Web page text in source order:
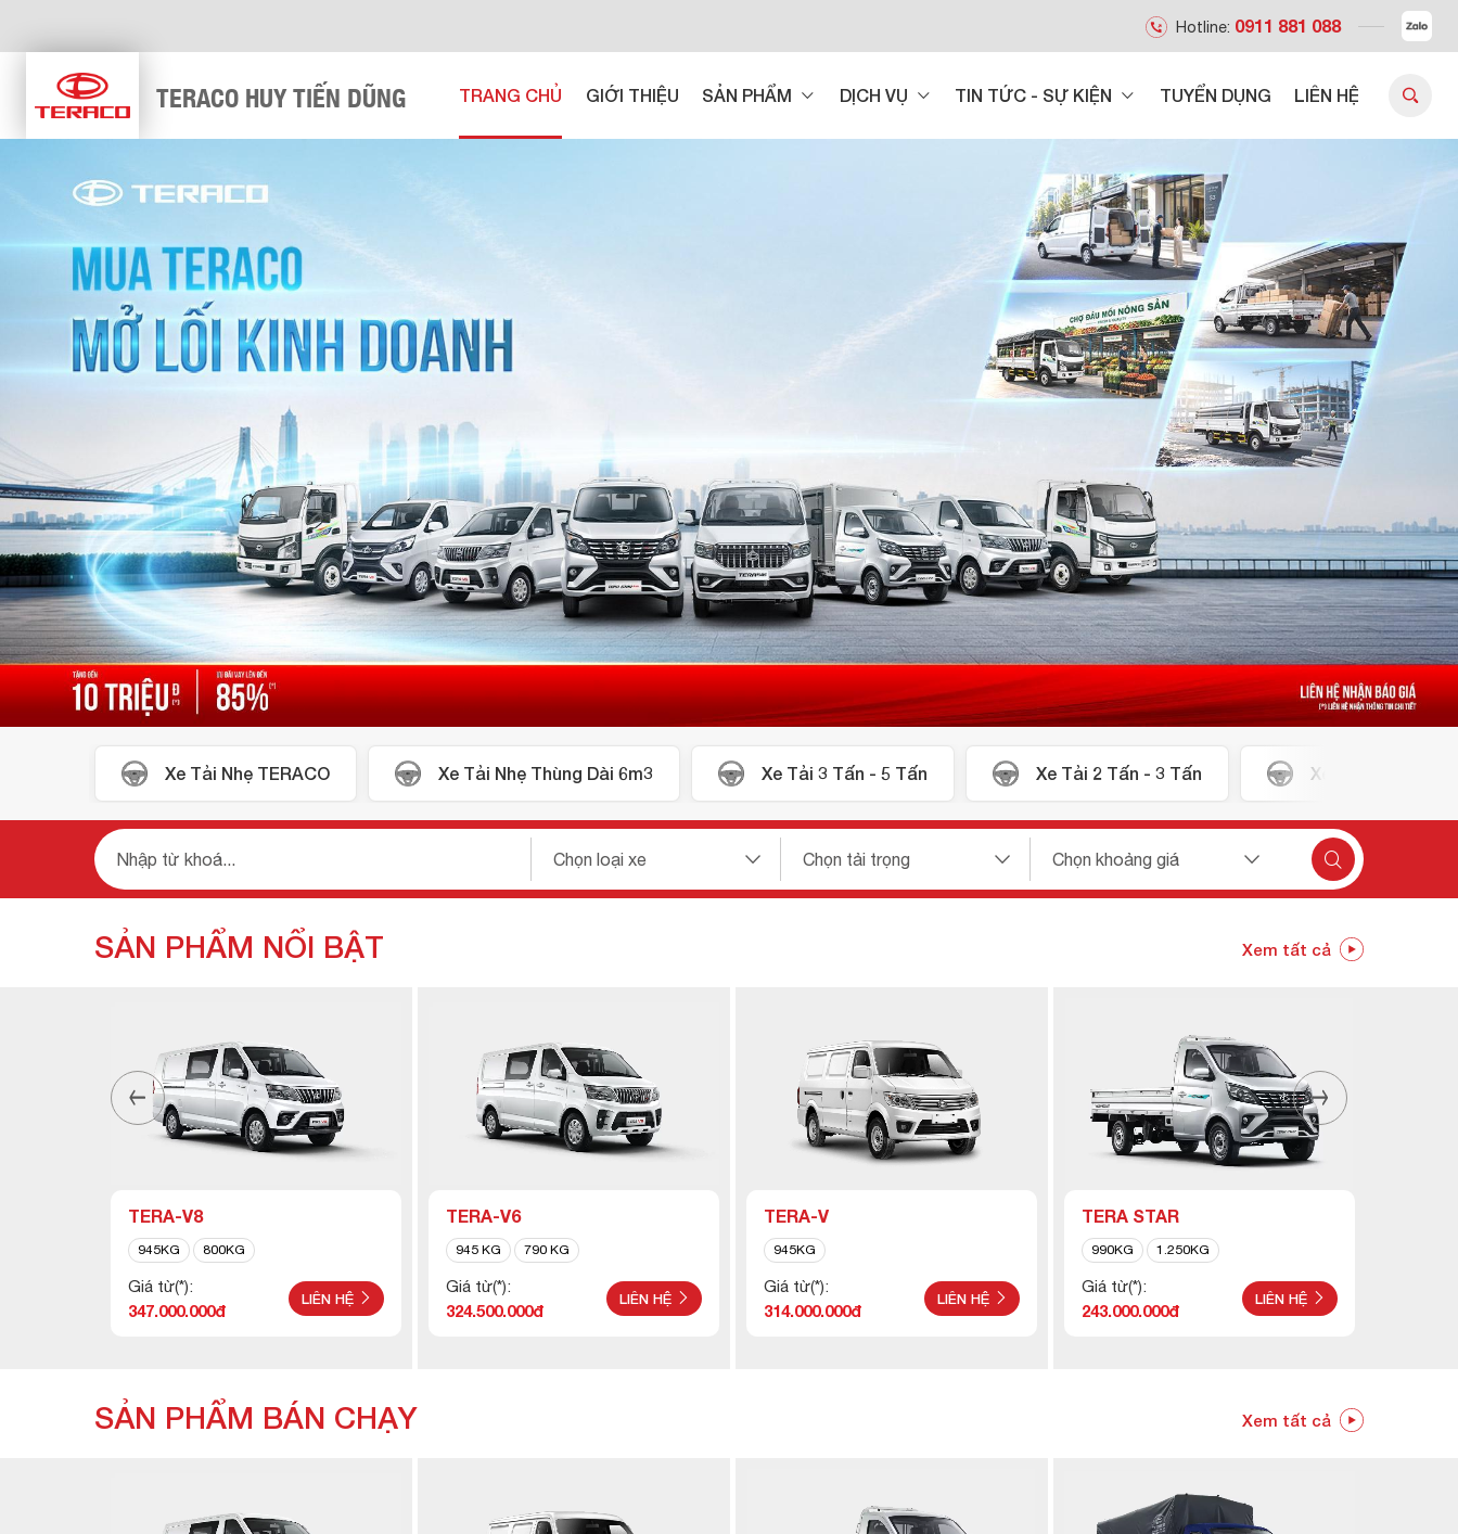
Hotline: 0911 881 088
TERACO HUY TIẾN DŨNG TRANG CHỦ GIỚI THIỆU SẢN PHẨM DỊCH VỤ TIN TỨC - SỰ KIỆN TUYỂN DỤNG LIÊN HỆ
Xe Tải Nhẹ TERACO Xe Tải Nhẹ Thùng Dài 6m3 Xe Tải 3 Tấn - 5 Tấn Xe Tải 2 Tấn - 3 Tấn Xe Tải 1 Tấn - 2
SẢN PHẨM NỔI BẬT
TERA-V8
945KG 800KG
Giá từ(*):
347.000.000đ
LIÊN HỆ
TERA-V6
945 KG 790 KG
Giá từ(*):
324.500.000đ
LIÊN HỆ
TERA-V
945KG
Giá từ(*):
314.000.000đ
LIÊN HỆ
TERA STAR
990KG 1.250KG
Giá từ(*):
243.000.000đ
LIÊN HỆ
Xem tất cả
SẢN PHẨM BÁN CHẠY Xem tất cả